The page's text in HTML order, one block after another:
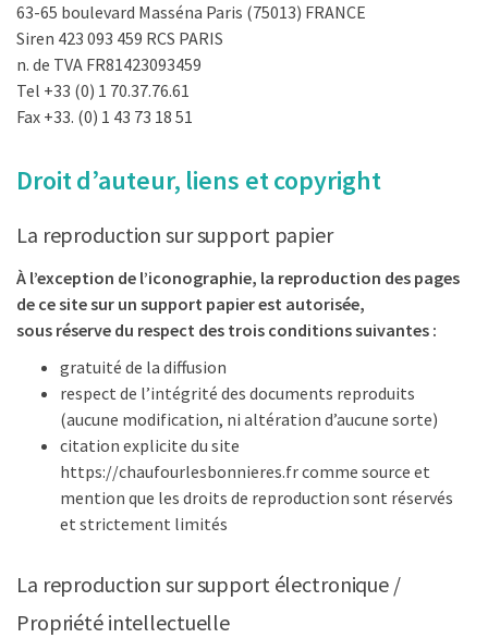
63-65 boulevard Masséna Paris (75013) FRANCE
Siren 423 093 459 RCS PARIS
n. de TVA FR81423093459
Tel +33 (0) 1 70.37.76.61
Fax +33. (0) 1 43 73 18 51
Droit d’auteur, liens et copyright
La reproduction sur support papier
À l’exception de l’iconographie, la reproduction des pages
de ce site sur un support papier est autorisée,
sous réserve du respect des trois conditions suivantes :
gratuité de la diffusion
respect de l’intégrité des documents reproduits
(aucune modification, ni altération d’aucune sorte)
citation explicite du site
https://chaufourlesbonnieres.fr comme source et
mention que les droits de reproduction sont réservés
et strictement limités
La reproduction sur support électronique /
Propriété intellectuelle